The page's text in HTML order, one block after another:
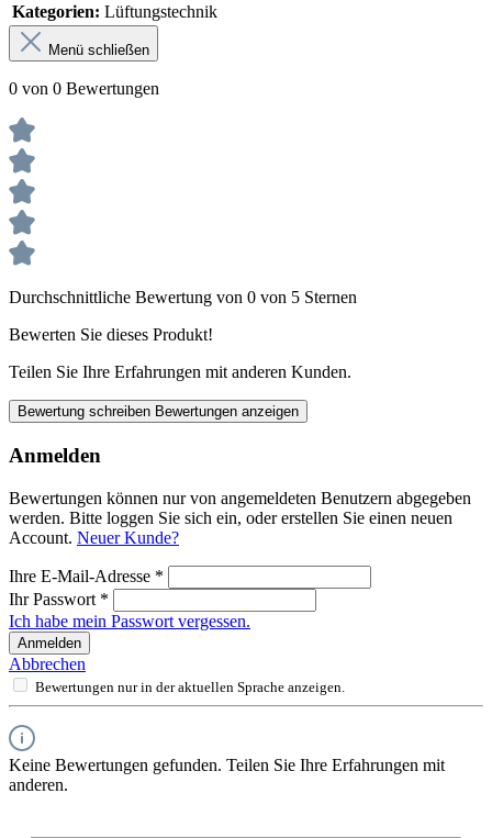
Kategorien: Lüftungstechnik
Menü schließen
0 von 0 Bewertungen
Durchschnittliche Bewertung von 0 von 5 Sternen
Bewerten Sie dieses Produkt!
Teilen Sie Ihre Erfahrungen mit anderen Kunden.
Bewertung schreiben Bewertungen anzeigen
Anmelden
Bewertungen können nur von angemeldeten Benutzern abgegeben
werden. Bitte loggen Sie sich ein, oder erstellen Sie einen neuen
Account. Neuer Kunde?
Ihre E-Mail-Adresse *
Ihr Passwort *
Ich habe mein Passwort vergessen.
Anmelden
Abbrechen
Bewertungen nur in der aktuellen Sprache anzeigen.
Keine Bewertungen gefunden. Teilen Sie Ihre Erfahrungen mit
anderen.